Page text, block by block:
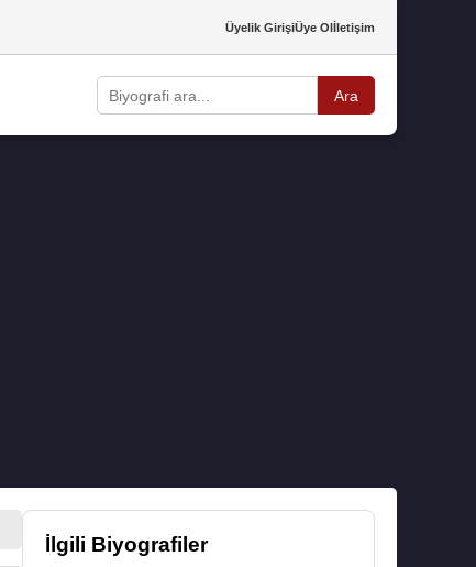
Üyelik GirişiÜye Olİletişim
Ara
İlgili Biyografiler